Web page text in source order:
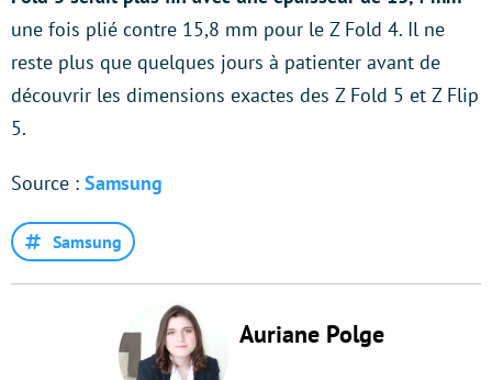
une fois plié contre 15,8 mm pour le Z Fold 4. Il ne
reste plus que quelques jours à patienter avant de
découvrir les dimensions exactes des Z Fold 5 et Z Flip
5.
Source : Samsung
Samsung
Auriane Polge